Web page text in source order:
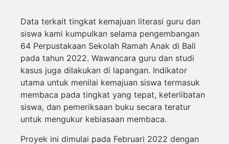
Data terkait tingkat kemajuan literasi guru dan
siswa kami kumpulkan selama pengembangan
64 Perpustakaan Sekolah Ramah Anak di Bali
pada tahun 2022. Wawancara guru dan studi
kasus juga dilakukan di lapangan. Indikator
utama untuk menilai kemajuan siswa termasuk
membaca pada tingkat yang tepat, keterlibatan
siswa, dan pemeriksaan buku secara teratur
untuk mengukur kebiasaan membaca.
Proyek ini dimulai pada Februari 2022 dengan